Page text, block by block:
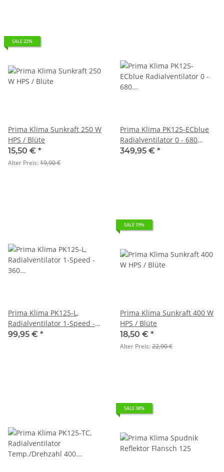
SALE 22%
Prima Klima Sunkraft 250 W
HPS / Blüte
15,50 € *
Alter Preis:19,90 €
Prima Klima PK125-ECblue
Radialventilator 0 - 680
m³/h, Flansch: 125 - RJ-
349,95 € *
Prima Klima PK125-L,
Radialventilator 1-Speed -
360 m³, FL 125
99,95 € *
SALE 19%
Prima Klima Sunkraft 400 W
HPS / Blüte
18,50 € *
Alter Preis:22,90 €
SALE 38%